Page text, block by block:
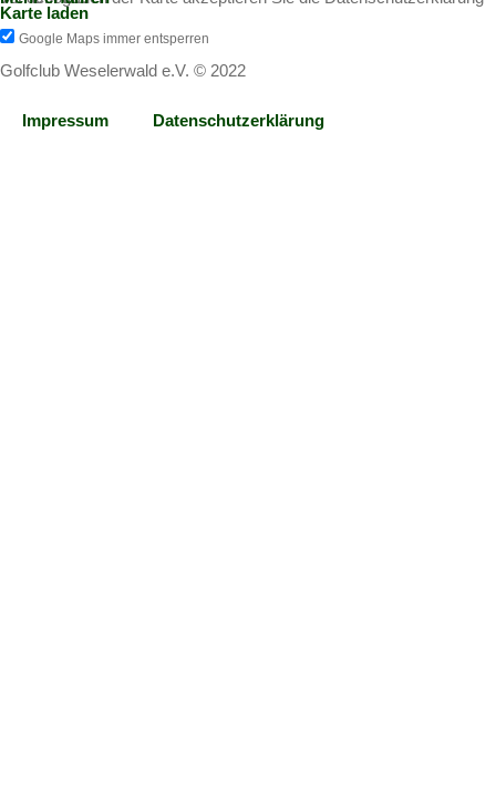
Karte laden
Google Maps immer entsperren
Golfclub Weselerwald e.V. © 2022
Impressum Datenschutzerklärung